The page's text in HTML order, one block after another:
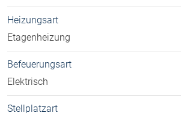
Heizungsart
Etagenheizung
Befeuerungsart
Elektrisch
Stellplatzart